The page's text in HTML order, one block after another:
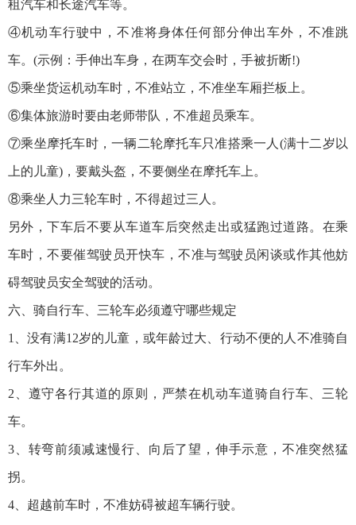
租汽车和长途汽车等。
④机动车行驶中，不准将身体任何部分伸出车外，不准跳
车。(示例：手伸出车身，在两车交会时，手被折断!)
⑤乘坐货运机动车时，不准站立，不准坐车厢拦板上。
⑥集体旅游时要由老师带队，不准超员乘车。
⑦乘坐摩托车时，一辆二轮摩托车只准搭乘一人(满十二岁以
上的儿童)，要戴头盔，不要侧坐在摩托车上。
⑧乘坐人力三轮车时，不得超过三人。
另外，下车后不要从车道车后突然走出或猛跑过道路。在乘
车时，不要催驾驶员开快车，不准与驾驶员闲谈或作其他妨
碍驾驶员安全驾驶的活动。
六、骑自行车、三轮车必须遵守哪些规定
1、没有满12岁的儿童，或年龄过大、行动不便的人不准骑自
行车外出。
2、遵守各行其道的原则，严禁在机动车道骑自行车、三轮
车。
3、转弯前须减速慢行、向后了望，伸手示意，不准突然猛
拐。
4、超越前车时，不准妨碍被超车辆行驶。